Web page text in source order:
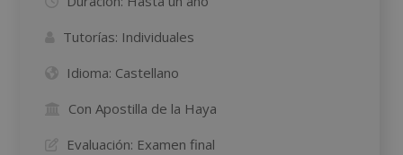
Tutorías: Individuales
Idioma: Castellano
Con Apostilla de la Haya
Evaluación: Examen final